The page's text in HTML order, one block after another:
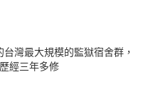
灣最大規模的監獄宿舍群，
經三年多修